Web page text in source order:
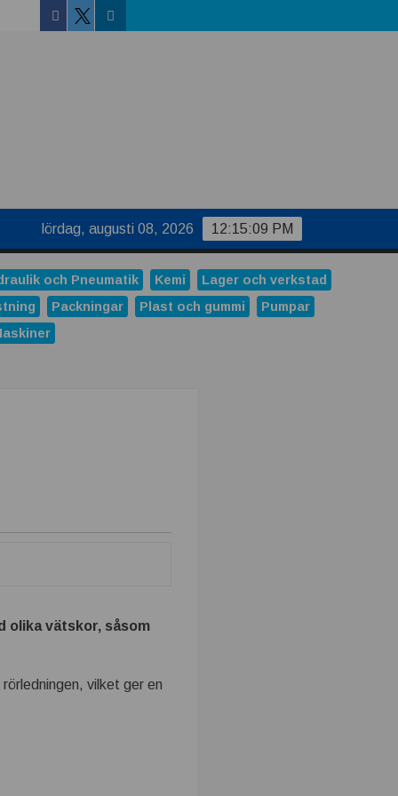
Facebook
TwitterLinkedin
12:15:09 PM
lördag, augusti 08, 2026
och Pneumatik Kemi
Lager och verkstad
Packningar Plast och gummi
Pumpar
olika vätskor, såsom
vilket ger en